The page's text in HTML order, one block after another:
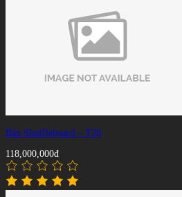
Bàn Shuffleboard – T20
118,000,000đ